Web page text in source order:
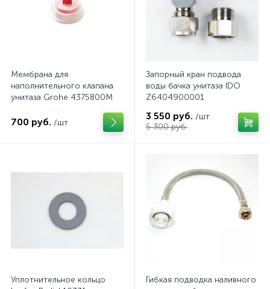
Мембрана для
наполнительного клапана
унитаза Grohe 4375800M
700 руб. /шт
Запорный кран подвода
воды бачка унитаза IDO
Z6404900001
3 550 руб. /шт
5 300 руб.
Уплотнительное кольцо
Гибкая подводка наливного